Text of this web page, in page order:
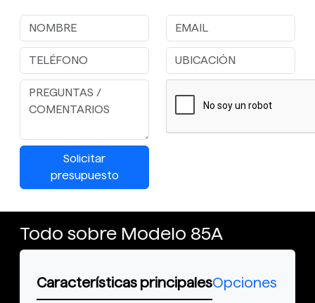
Solicitar
presupuesto
Todo sobre Modelo 85A
Características principalesOpciones